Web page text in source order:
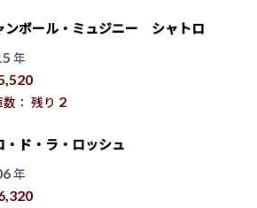
ンボール・ミュジニー シャトロ
年
： 残り 2
・ド・ラ・ロッシュ
年